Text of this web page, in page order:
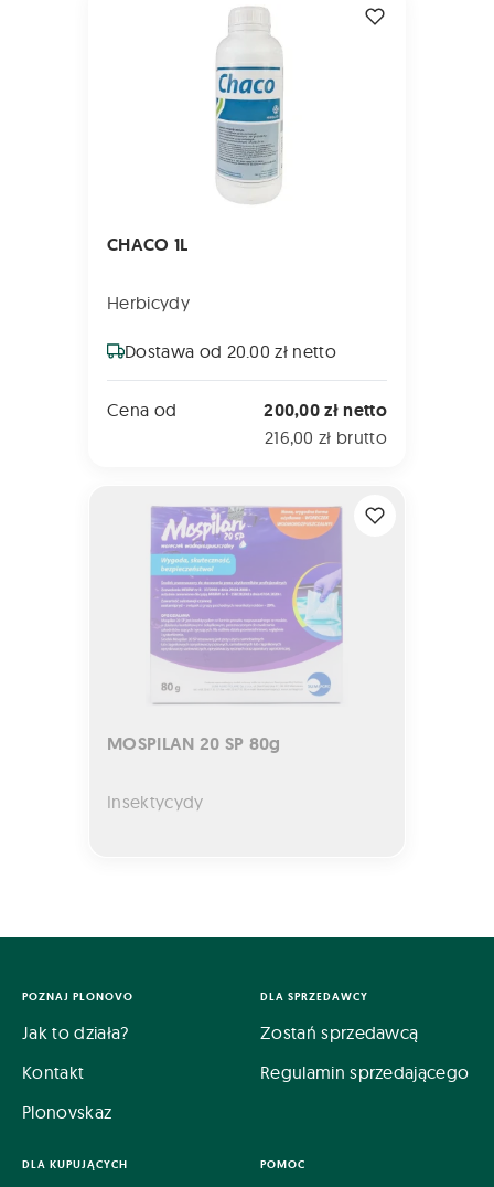
CHACO 1L
Herbicydy
Dostawa od 20.00 zł netto
Cena od 200,00 zł netto
216,00 zł brutto
MOSPILAN 20 SP 80g
Insektycydy
POZNAJ PLONOVO
Jak to działa?
Kontakt
Plonovskaz
DLA SPRZEDAWCY
Zostań sprzedawcą
Regulamin sprzedającego
DLA KUPUJĄCYCH POMOC